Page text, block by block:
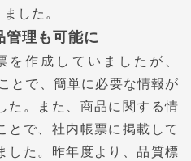
した。
管理も可能に
作成していましたが、
とで、簡単に必要な情報が
た。また、商品に関する情
とで、社内帳票に掲載して
した。昨年度より、品質標